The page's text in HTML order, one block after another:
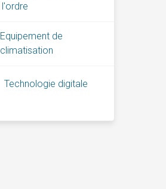
l'ordre
Equipement de
climatisation
Technologie digitale